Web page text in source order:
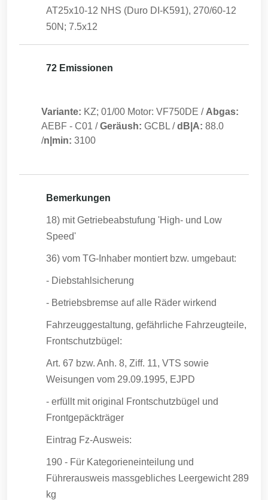
AT25x10-12 NHS (Duro DI-K591), 270/60-12
50N; 7.5x12
72 Emissionen
Variante: KZ; 01/00 Motor: VF750DE / Abgas:
AEBF - C01 /Geräush: GCBL /dB|A: 88.0
/n|min: 3100
Bemerkungen
18) mit Getriebeabstufung 'High- und Low
Speed'
36) vom TG-Inhaber montiert bzw. umgebaut:
- Diebstahlsicherung
- Betriebsbremse auf alle Räder wirkend
Fahrzeuggestaltung, gefährliche Fahrzeugteile,
Frontschutzbügel:
Art. 67 bzw. Anh. 8, Ziff. 11, VTS sowie
Weisungen vom 29.09.1995, EJPD
- erfüllt mit original Frontschutzbügel und
Frontgepäckträger
Eintrag Fz-Ausweis:
190 - Für Kategorieneinteilung und
Führerausweis massgebliches Leergewicht 289
kg